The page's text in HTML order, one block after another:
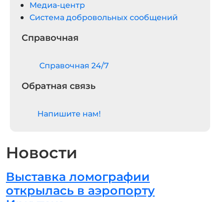
Новости
Выставка ломографии
открылась в аэропорту
Медиа-центр
Система добровольных сообщений
Справочная
Cправочная 24/7
Обратная связь
Напишите нам!